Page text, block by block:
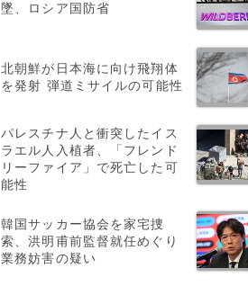
墜、ロシア国防省
北朝鮮が日本海に向け飛翔体
を発射 弾道ミサイルの可能性
パレスチナ人と衝突したイス
ラエル人入植者、「フレンド
リーファイア」で死亡した可
能性
韓国サッカー協会を家宅捜
索、洪明甫前監督就任めぐり
業務妨害の疑い